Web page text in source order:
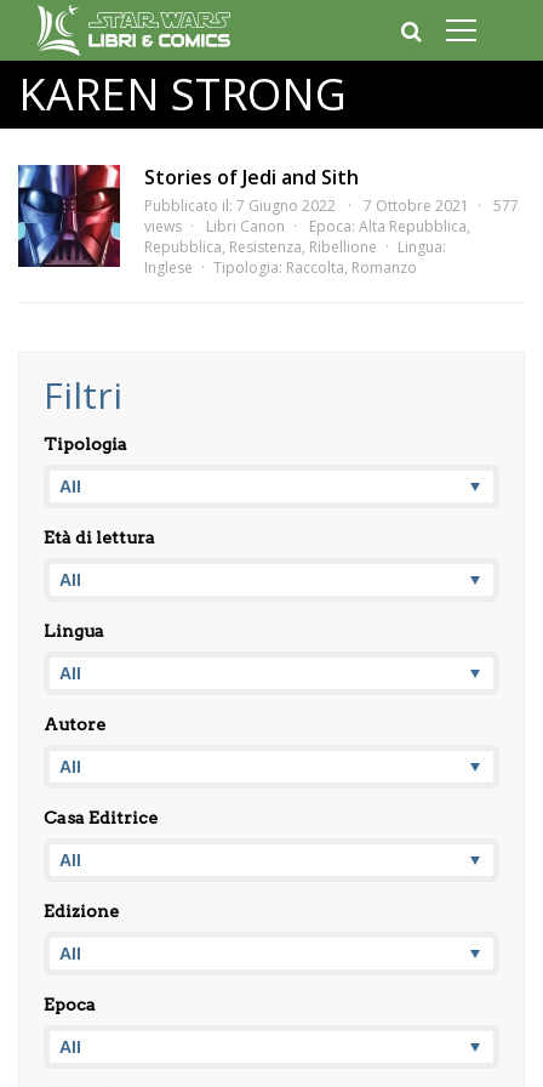
KAREN STRONG
Stories of Jedi and Sith
Pubblicato il: 7 Giugno 2022 7 Ottobre 2021
577
views
Libri Canon Epoca: Alta Repubblica,
Repubblica, Resistenza, Ribellione
Lingua:
Inglese
Tipologia: Raccolta, Romanzo
Filtri
Tipologia
Età di lettura
Lingua
Autore
Casa Editrice
Edizione
Epoca